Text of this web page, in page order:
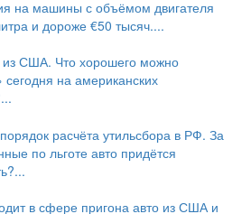
на машины с объёмом двигателя
и дороже €50 тысяч....
США. Что хорошего можно
сегодня на американских
расчёта утильсбора в РФ. За
по льготе авто придётся
в сфере пригона авто из США и